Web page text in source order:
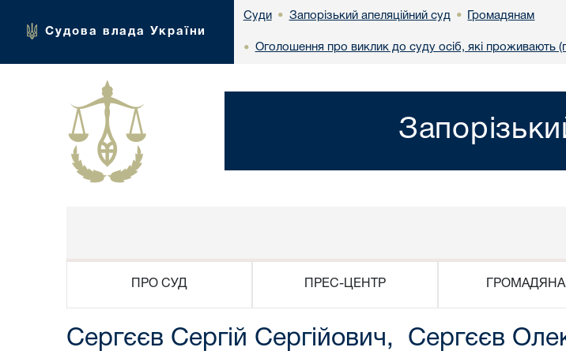
Судова влада України
Суди • Запорізький апеляційний суд • Громадянам
• Оголошення про виклик до суду осіб, які проживають
ПРО СУД ПРЕС-ЦЕНТР
Сергєєв Сергій Сергійович, Сергєєв